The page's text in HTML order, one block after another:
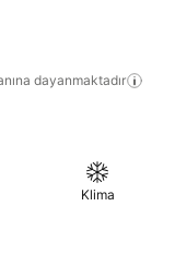
dayanmaktadır
Klima